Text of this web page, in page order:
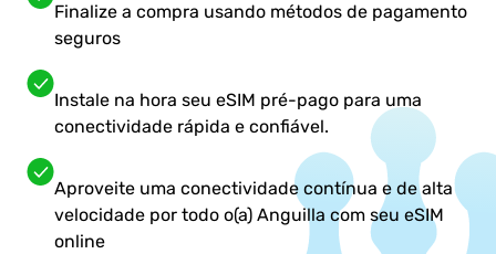
Finalize a compra usando métodos de pagamento
seguros
Instale na hora seu eSIM pré-pago para uma
conectividade rápida e confiável.
Aproveite uma conectividade contínua e de alta
velocidade por todo o(a) Anguilla com seu eSIM
online